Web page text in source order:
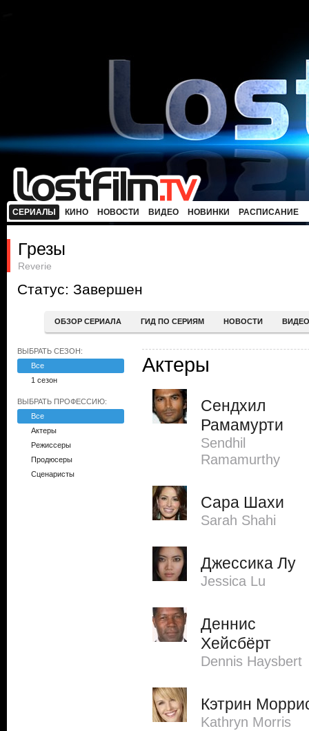
СЕРИАЛЫ КИНО НОВОСТИ ВИДЕО НОВИНКИ РАСПИСАНИЕ
Грезы
Reverie
Статус: Завершен
ОБЗОР СЕРИАЛА ГИД ПО СЕРИЯМ НОВОСТИ ВИДЕО
ВЫБРАТЬ СЕЗОН:
Все
1 сезон
ВЫБРАТЬ ПРОФЕССИЮ:
Все
Актеры
Режиссеры
Продюсеры
Сценаристы
Актеры
Сендхил
Рамамурти
Sendhil
Ramamurthy
Сара Шахи
Sarah Shahi
Джессика Лу
Jessica Lu
Деннис
Хейсбёрт
Dennis Haysbert
Кэтрин
Kathryn Morris